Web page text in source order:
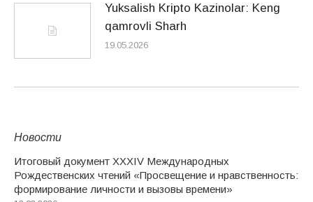
Yuksalish Kripto Kazinolar: Keng
qamrovli Sharh
19.05.2026
Новости
Итоговый документ XXХIV Международных
Рождественских чтений «Просвещение и нравственность:
формирование личности и вызовы времени»